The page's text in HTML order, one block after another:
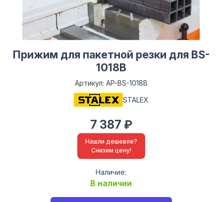
Прижим для пакетной резки для BS-
1018B
Артикул: AP-BS-1018B
STALEX
7 387 ₽
Нашли дешевле?
Снизим цену!
Наличие:
В наличии